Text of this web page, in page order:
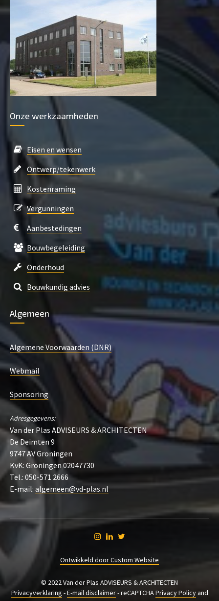
Onze werkzaamheden
Eisen en wensen
Ontwerp/tekenwerk
Kostenraming
Vergunningen
Aanbestedingen
Bouwbegeleiding
Onderhoud
Bouwkundig advies
Algemeen
Algemene Voorwaarden (DNR)
Webmail
Sponsoring
Adresgegevens:
Van der Plas ADVISEURS & ARCHITECTEN
De Deimten 9
9747 AV Groningen
KvK: Groningen 02047730
Tel.: 050-571 2666
E-mail: algemeen@vd-plas.nl
Ontwikkeld door Custom Website
© 2022 Van der Plas ADVISEURS & ARCHITECTEN
Privacyverklaring -E-mail disclaimer- reCAPTCHA Privacy Policyand